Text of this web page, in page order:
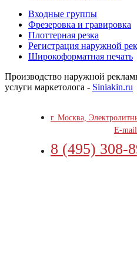
Входные группы
Фрезеровка и гравировка
Плоттерная резка
Регистрация наружной
Широкоформатная печать
Производство наружной
услуги маркетолога - Siniakin.ru
г. Москва,
E-
8 (495) 308-